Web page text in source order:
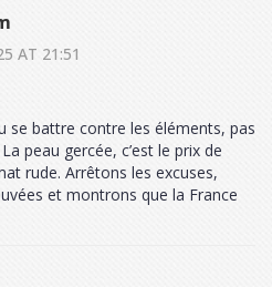
AT 21:51
battre contre les éléments, pas
peau gercée, c’est le prix de
rude. Arrêtons les excuses,
et montrons que la France